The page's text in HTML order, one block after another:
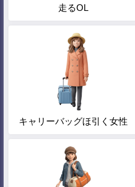
走るOL
キャリーバッグほ引く女性